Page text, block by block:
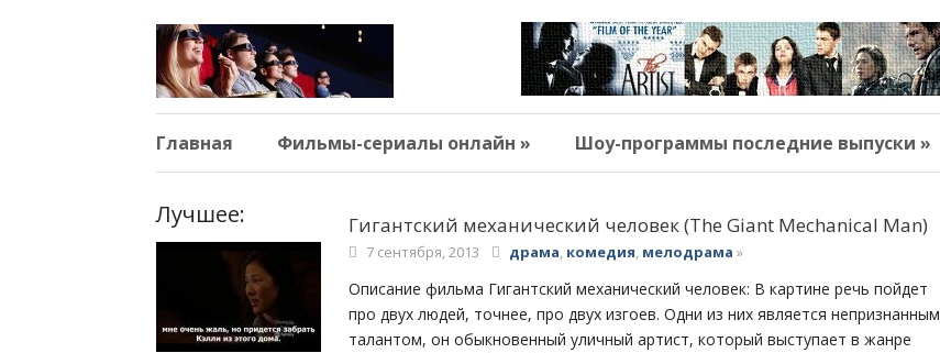
Главная Фильмы-сериалы онлайн » Шоу-программы последние выпуски »
Гигантский механический человек (The Giant Mechanical Man)
7 сентября, 2013 драма, комедия, мелодрама »
Описание фильма Гигантский механический человек: В картине речь пойдет
про двух людей, точнее, про двух изгоев. Одни из них является непризнанным
талантом, он обыкновенный уличный артист, который выступает в жанре
Лучшее: